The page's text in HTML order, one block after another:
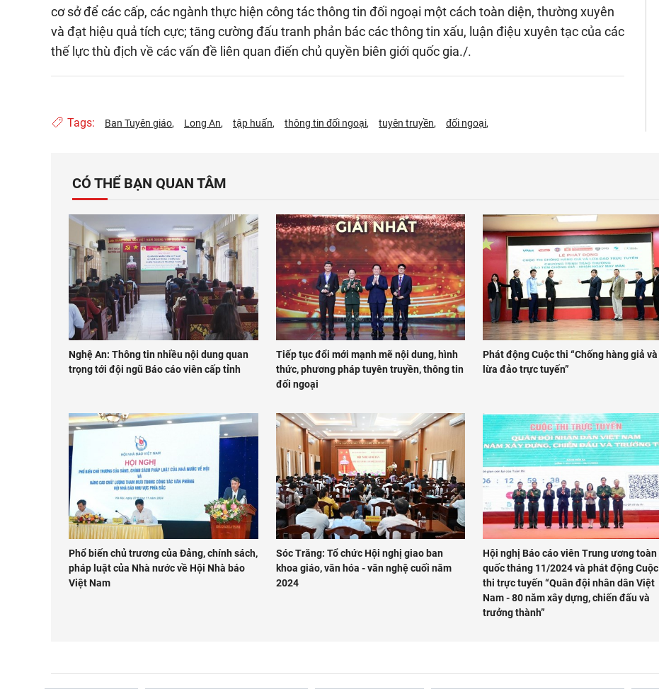
cơ sở để các cấp, các ngành thực hiện công tác thông tin đối ngoại một cách toàn diện, thường xuyên
và đạt hiệu quả tích cực; tăng cường đấu tranh phản bác các thông tin xấu, luận điệu xuyên tạc của các
thế lực thù địch về các vấn đề liên quan điến chủ quyền biên giới quốc gia./.
Tags: Ban Tuyên giáo Long An tập huấn thông tin đối ngoại tuyên truyền đối ngoại
CÓ THỂ BẠN QUAN TÂM
Nghệ An: Thông tin nhiều nội dung quan
trọng tới đội ngũ Báo cáo viên cấp tỉnh
Tiếp tục đổi mới mạnh mẽ nội dung, hình
thức, phương pháp tuyên truyền, thông tin
đối ngoại
Phát động Cuộc thi “Chống hàng giả và
lừa đảo trực tuyến”
Phổ biến chủ trương của Đảng, chính sách,
pháp luật của Nhà nước về Hội Nhà báo
Việt Nam
Sóc Trăng: Tổ chức Hội nghị giao ban
khoa giáo, văn hóa - văn nghệ cuối năm
2024
Hội nghị Báo cáo viên Trung ương toàn
quốc tháng 11/2024 và phát động Cuộc
thi trực tuyến “Quân đội nhân dân Việt
Nam - 80 năm xây dựng, chiến đấu và
trưởng thành”